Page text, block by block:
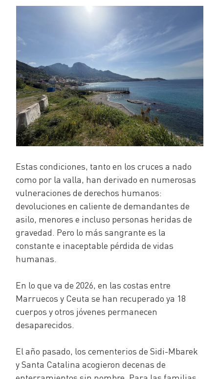
Estas condiciones, tanto en los cruces a nado
como por la valla, han derivado en numerosas
vulneraciones de derechos humanos:
devoluciones en caliente de demandantes de
asilo, menores e incluso personas heridas de
gravedad. Pero lo más sangrante es la
constante e inaceptable pérdida de vidas
humanas.
En lo que va de 2026, en las costas entre
Marruecos y Ceuta se han recuperado ya 18
cuerpos y otros jóvenes permanecen
desaparecidos.
El año pasado, los cementerios de Sidi-Mbarek
y Santa Catalina acogieron decenas de